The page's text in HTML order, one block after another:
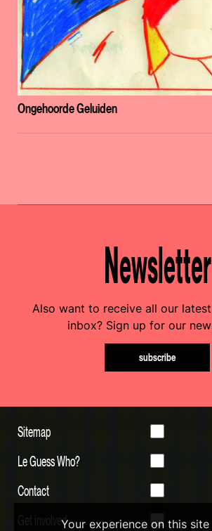
Ongehoorde Geluiden
Newsletter
Also want to receive all our
inbox? Sign up for our
subscribe
Sitemap
Le Guess Who?
Contact
Get involvedYour experience on this site